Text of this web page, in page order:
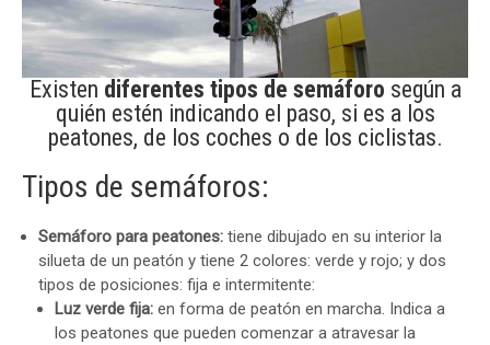
Existen diferentes tipos de semáforo según a
quién estén indicando el paso, si es a los
peatones, de los coches o de los ciclistas.
Tipos de semáforos:
Semáforo para peatones: tiene dibujado en su interior la
silueta de un peatón y tiene 2 colores: verde y rojo; y dos
tipos de posiciones: fija e intermitente:
Luz verde fija: en forma de peatón en marcha. Indica a
los peatones que pueden comenzar a atravesar la